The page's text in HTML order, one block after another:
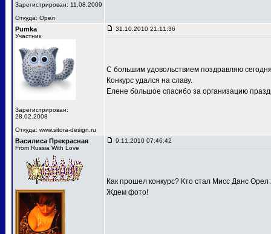
Зарегистрирован: 11.08.2009
Откуда: Орел
Pumka
Участник
Зарегистрирован:
28.02.2008
Откуда: www.sitora-design.ru
31.10.2010 21:11:36
С большим удовольствием поздравляю
Конкурс удался на славу.
Елене большое спасибо за организацию
Василиса Прекрасная
From Russia With Love
9.11.2010 07:46:42
Как прошел конкурс? Кто стал Мисс Данс Орел
Ждем фото!